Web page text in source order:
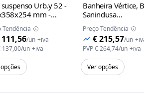
suspenso Urb.y 52 -
mm -
Branco
Tendência
/un +iva
137,00/un +iva
Banheira Vértice,
Sanindusa
1750x800x405mm
Preço Tendência
€ 215,57/un
PVP€ 264,74/un +iva
Ver opções